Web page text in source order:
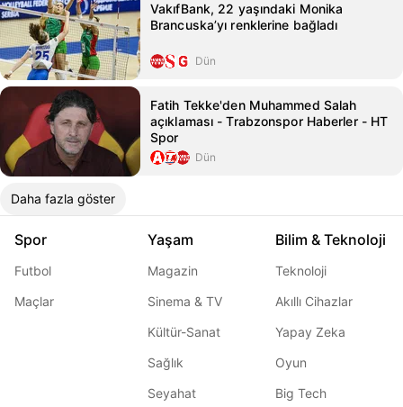
VakıfBank, 22 yaşındaki Monika
Brancuska’yı renklerine bağladı
Dün
Fatih Tekke'den Muhammed Salah
açıklaması - Trabzonspor Haberler - HT
Spor
Dün
Daha fazla göster
Spor
Futbol
Maçlar
Yaşam
Magazin
Sinema & TV
Kültür-Sanat
Sağlık
Seyahat
Bilim & Teknoloji
Teknoloji
Akıllı Cihazlar
Yapay Zeka
Oyun
Big Tech